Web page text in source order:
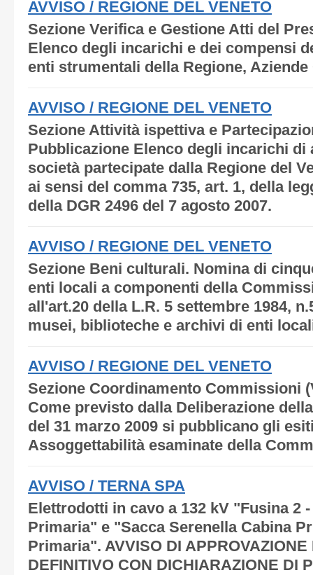
AVVISO / REGIONE DEL VENETO
Sezione Verifica e Gestione Atti del
Elenco degli incarichi e dei compensi
enti strumentali della Regione,
AVVISO / REGIONE DEL VENETO
Sezione Attività ispettiva e
Pubblicazione Elenco degli incarichi
società partecipate dalla Regione del
ai sensi del comma 735, art. 1, della
della DGR 2496 del 7 agosto 2007.
AVVISO / REGIONE DEL VENETO
Sezione Beni culturali. Nomina di
enti locali a componenti della
all'art.20 della L.R. 5 settembre 1984,
musei, biblioteche e archivi di enti
AVVISO / REGIONE DEL VENETO
Sezione Coordinamento Commissioni
Come previsto dalla Deliberazione
del 31 marzo 2009 si pubblicano gli
Assoggettabilità esaminate della
AVVISO / TERNA SPA
Elettrodotti in cavo a 132 kV "Fusina 2
Primaria" e "Sacca Serenella Cabina
Primaria". AVVISO DI APPROVAZIONE
DEFINITIVO CON DICHIARAZIONE DI